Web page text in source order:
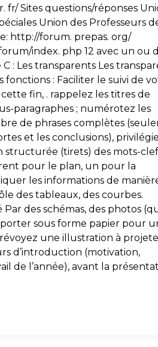
fr/ Sites questions/réponses
Union des Professeurs
http://forum. prepas. org/
index. php 12 avec un ou
C : Les transparents Les
fonctions : Faciliter le suivi de
fin, . rappelez les titres de
paragraphes ; numérotez les
de phrases complètes
et les conclusions),
(tirets) des mots-
pour le plan, un pour la
les informations de
des tableaux, des courbes.
des schémas, des photos
sous forme papier pour
une illustration à
d’introduction (motivation,
de l’année), avant la